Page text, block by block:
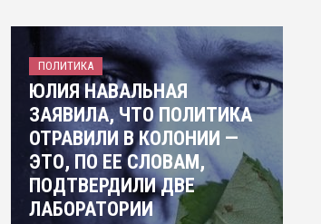
ПОЛИТИКА
ЮЛИЯ НАВАЛЬНАЯ
ЗАЯВИЛА, ЧТО ПОЛИТИКА
ОТРАВИЛИ В КОЛОНИИ —
ЭТО, ПО ЕЕ СЛОВАМ,
ПОДТВЕРДИЛИ ДВЕ
ЛАБОРАТОРИИ